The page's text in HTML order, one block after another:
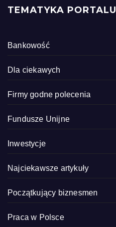
TEMATYKA PORTALU
Bankowość
Dla ciekawych
Firmy godne polecenia
Fundusze Unijne
Inwestycje
Najciekawsze artykuły
Początkujący biznesmen
Praca w Polsce